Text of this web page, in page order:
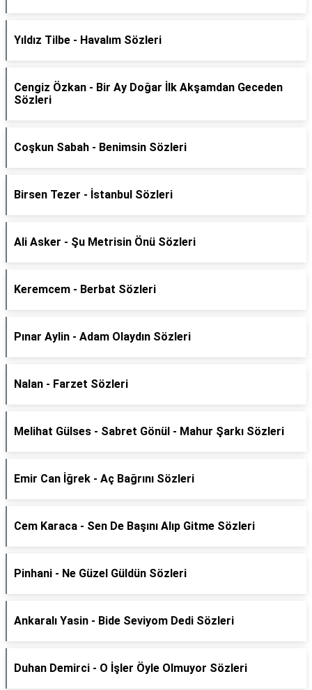
Yıldız Tilbe - Havalım Sözleri
Cengiz Özkan - Bir Ay Doğar İlk Akşamdan Geceden
Sözleri
Coşkun Sabah - Benimsin Sözleri
Birsen Tezer - İstanbul Sözleri
Ali Asker - Şu Metrisin Önü Sözleri
Keremcem - Berbat Sözleri
Pınar Aylin - Adam Olaydın Sözleri
Nalan - Farzet Sözleri
Melihat Gülses - Sabret Gönül - Mahur Şarkı Sözleri
Emir Can İğrek - Aç Bağrını Sözleri
Cem Karaca - Sen De Başını Alıp Gitme Sözleri
Pinhani - Ne Güzel Güldün Sözleri
Ankaralı Yasin - Bide Seviyom Dedi Sözleri
Duhan Demirci - O İşler Öyle Olmuyor Sözleri